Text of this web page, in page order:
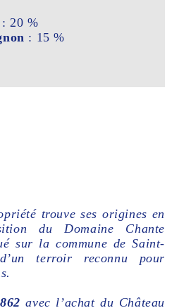
: 20 %
: 15 %
trouve ses origines en
du Domaine Chante
sur la commune de Saint-
terroir reconnu pour
avec l’achat du Château